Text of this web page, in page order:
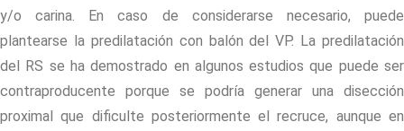
y/o carina. En caso de considerarse necesario, puede
plantearse la predilatación con balón del VP. La predilatación
del RS se ha demostrado en algunos estudios que puede ser
contraproducente porque se podría generar una disección
proximal que dificulte posteriormente el recruce, aunque en